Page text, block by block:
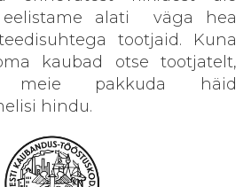
alati väga hea
tootjaid. Kuna
kaubad otse tootjatelt,
meie pakkuda häid
hindu.